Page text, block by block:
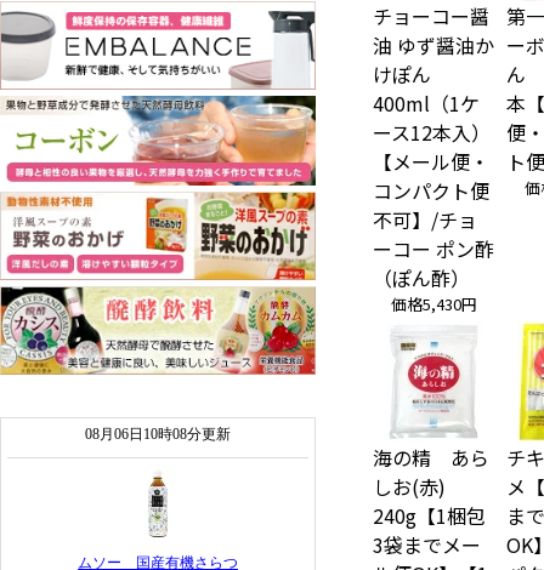
チョーコー醤
油 ゆず醤油か
けぽん
400ml（1ケ
ース12本入）
【メール便・
コンパクト便
不可】/チョ
ーコー ポン酢
（ぽん酢）
価格5,430円
第
ー
ん
本
便
ト
価
海の精 あら
しお(赤)
240g【1梱包
3袋までメー
チ
メ
ま
OK